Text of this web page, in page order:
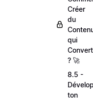
Créer
du
qui
? 🚀
8.5 -
ton